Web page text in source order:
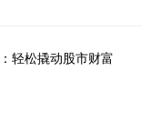
轻松撬动股市财富